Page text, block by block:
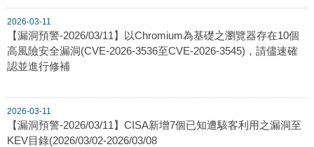
2026-03-11
【漏洞預警-2026/03/11】以Chromium為基礎之瀏覽器存在10個
高風險安全漏洞(CVE-2026-3536至CVE-2026-3545)，請儘速確
認並進行修補
2026-03-11
【漏洞預警-2026/03/11】CISA新增7個已知遭駭客利用之漏洞至
KEV目錄(2026/03/02-2026/03/08